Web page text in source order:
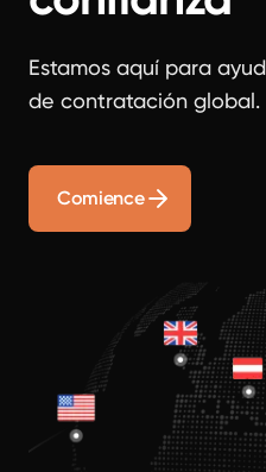
Estamos aquí para
de contratación global.
Comience